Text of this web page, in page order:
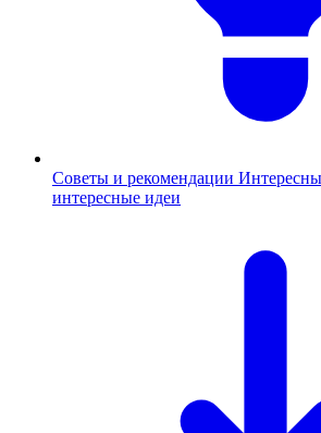
Советы и рекомендации
интересные идеи